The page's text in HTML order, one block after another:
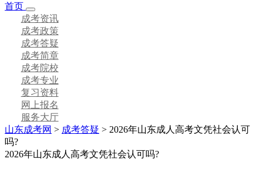
首页
成考资讯
成考政策
成考答疑
成考简章
成考院校
成考专业
复习资料
网上报名
服务大厅
山东成考网 > 成考答疑 > 2026年山东成人高考文凭社会认可
吗?
2026年山东成人高考文凭社会认可吗?